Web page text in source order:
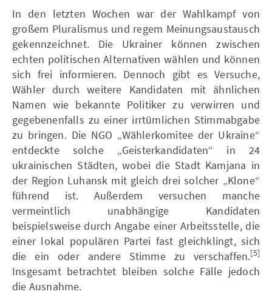
In den letzten Wochen war der Wahlkampf von
großem Pluralismus und regem Meinungsaustausch
gekennzeichnet. Die Ukrainer können zwischen
echten politischen Alternativen wählen und können
sich frei informieren. Dennoch gibt es Versuche,
Wähler durch weitere Kandidaten mit ähnlichen
Namen wie bekannte Politiker zu verwirren und
gegebenenfalls zu einer irrtümlichen Stimmabgabe
zu bringen. Die NGO „Wählerkomitee der Ukraine“
entdeckte solche „Geisterkandidaten“ in 24
ukrainischen Städten, wobei die Stadt Kamjana in
der Region Luhansk mit gleich drei solcher „Klone“
führend ist. Außerdem versuchen manche
vermeintlich unabhängige Kandidaten
beispielsweise durch Angabe einer Arbeitsstelle, die
einer lokal populären Partei fast gleichklingt, sich
die ein oder andere Stimme zu verschaffen.[5]
Insgesamt betrachtet bleiben solche Fälle jedoch
die Ausnahme.